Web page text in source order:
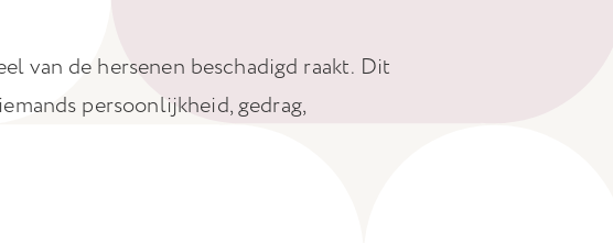
van de hersenen beschadigd raakt. Dit
persoonlijkheid, gedrag,